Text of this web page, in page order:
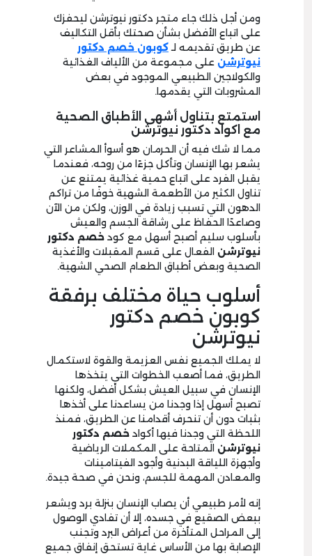
ومن أجل ذلك جاء متجر دكتور نيوترشن ليحفزك
على اتباع الأفضل بشأن صحتك بأقل التكاليف
عن طريق تقديمه لـكوبون خصم دكتور
نيوترشن على مجموعة من الألياف الغذائية
والكولاجين الطبيعي الموجود في بعض
المشروبات التي يقدمها.
استمتع بتناول أشهى الأطباق الصحية
مع اكواد دكتور نيوترشن
مما لا شك فيه أن الحرمان هو أسوأ المشاعر التي
يشعر بها الإنسان وتأكل جزءًا من روحه، فعندما
يقبل الفرد على اتباع حمية غذائية يمتنع عن
تناول الكثير من الأطعمة الشهية خوفًا من تراكم
الدهون التي تسبب زيادة في الوزن، ولكن من الآن
وصاعدًا الحفاظ على رشاقة الجسم والعيش
بأسلوب سليم أصبح أسهل مع كود خصم دكتور
نيوترشن الفعال على قسم المقبلات والأغذية
الصحية وبعض أطباق الطعام الصحي الشهية.
أسلوب حياة مختلف برفقة
كوبون خصم دكتور
نيوترشن
لا يملك الجميع نفس العزيمة والقوة لاستكمال
الطريق، فما أصعب الخطوات التي يتخذها
الإنسان في سبيل العيش بشكل أفضل، ولكنها
تصبح أسهل إذا وجدنا من يساعدنا على أخذها
بثبات دون أن تنحرف أقدامنا عن الطريق، فمنذ
اللحظة التي وجدنا فيها أكواد خصم دكتور
نيوترشن المتاحة على المكملات الرياضية
وأجهزة اللياقة البدنية وأجود الفيتامينات
والمعادن المهمة للجسم، ونحن في صحة جيدة.
إنه لأمر طبيعي أن يصاب الإنسان بنزلة برد ويشعر
ببعض الصقيع في جسده، إلا أن تفادي الوصول
إلى المراحل المتأخرة من أعراض البرد وتجنب
الإصابة بها من الأساس غاية تستحق إنفاق جميع